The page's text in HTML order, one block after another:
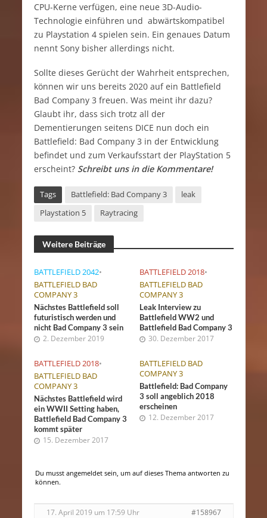
CPU-Kerne verfügen, eine neue 3D-Audio-
Technologie einführen und abwärtskompatibel
zu Playstation 4 spielen sein. Ein genaues Datum
nennt Sony bisher allerdings nicht.
Sollte dieses Gerücht der Wahrheit entsprechen,
können wir uns bereits 2020 auf ein Battlefield
Bad Company 3 freuen. Was meint ihr dazu?
Glaubt ihr, dass sich trotz all der
Dementierungen seitens DICE nun doch ein
Battlefield: Bad Company 3 in der Entwicklung
befindet und zum Verkaufsstart der PlayStation 5
erscheint? Schreibt uns in die Kommentare!
Tags Battlefield: Bad Company 3
leak
Playstation 5
Raytracing
Weitere Beiträge
BATTLEFIELD 2042•
BATTLEFIELD BAD
COMPANY 3
Nächstes Battlefield soll
futuristisch werden und
nicht Bad Company 3 sein
2. Dezember 2019
BATTLEFIELD 2018•
BATTLEFIELD BAD
COMPANY 3
Leak Interview zu
Battlefield WW2 und
Battlefield Bad Company 3
30. Dezember 2017
BATTLEFIELD 2018•
BATTLEFIELD BAD
COMPANY 3
Nächstes Battlefield wird
ein WWII Setting haben,
Battlefield Bad Company 3
kommt später
15. Dezember 2017
BATTLEFIELD BAD
COMPANY 3
Battlefield: Bad Company
3 soll angeblich 2018
erscheinen
12. Dezember 2017
Du musst angemeldet sein, um auf dieses Thema antworten zu
können.
17. April 2019 um 17:59 Uhr #158967